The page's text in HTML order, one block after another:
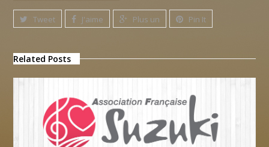
Tweet J'aime Plus un Pin It
Related Posts